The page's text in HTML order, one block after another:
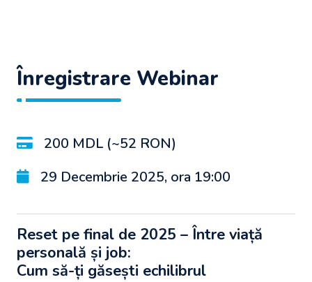
Înregistrare Webinar
200 MDL (~52 RON)
29 Decembrie 2025, ora 19:00
Reset pe final de 2025 – Între viață
personală și job:
Cum să-ți găsești echilibrul